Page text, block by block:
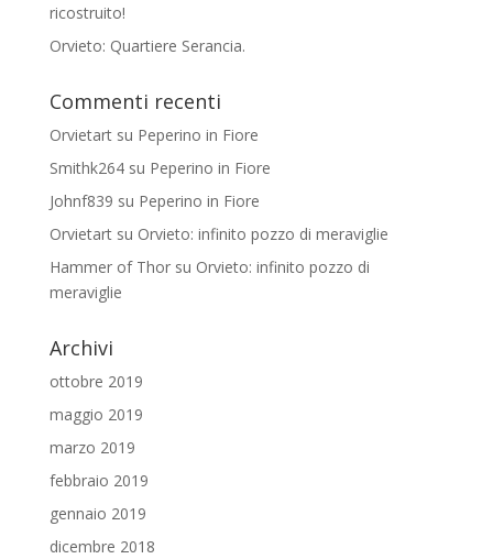
ricostruito!
Orvieto: Quartiere Serancia.
Commenti recenti
Orvietartsu Peperino in Fiore
Smithk264su Peperino in Fiore
Johnf839 su Peperino in Fiore
Orvietartsu Orvieto: infinito pozzo di meraviglie
Hammer of Thorsu Orvieto: infinito pozzo di
meraviglie
Archivi
ottobre 2019
maggio 2019
marzo 2019
febbraio 2019
gennaio 2019
dicembre 2018